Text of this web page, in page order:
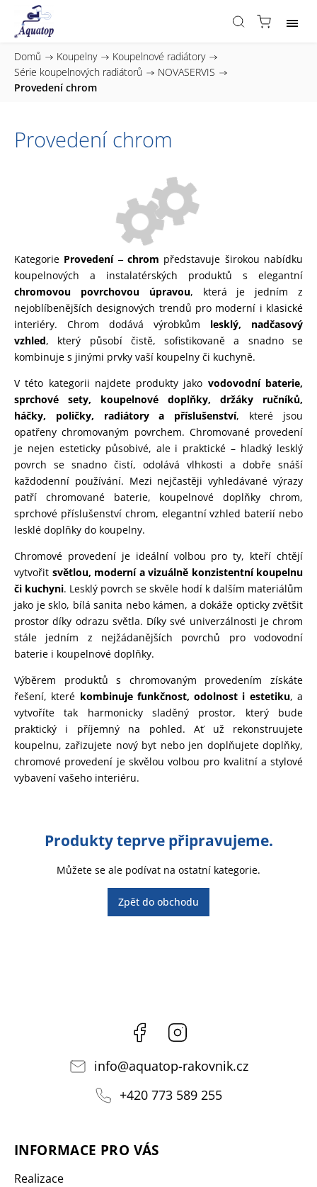
Domů / Koupelny / Koupelnové radiátory /
Série koupelnových radiátorů / NOVASERVIS /
Provedení chrom
Provedení chrom
Produkty teprve připravujeme.
Můžete se ale podívat na ostatní kategorie.
Zpět do obchodu
Kategorie Provedení ‒ chrom představuje širokou nabídku
koupelnových a instalatérských produktů s elegantní
chromovou povrchovou úpravou, která je jedním z
nejoblíbenějších designových trendů pro moderní i klasické
interiéry. Chrom dodává výrobkům lesklý, nadčasový
vzhled, který působí čistě, sofistikovaně a snadno se
kombinuje s jinými prvky vaší koupelny či kuchyně.
V této kategorii najdete produkty jako vodovodní baterie,
sprchové sety, koupelnové doplňky, držáky ručníků,
háčky, poličky, radiátory a příslušenství, které jsou
opatřeny chromovaným povrchem. Chromované provedení
je nejen esteticky působivé, ale i praktické – hladký lesklý
povrch se snadno čistí, odolává vlhkosti a dobře snáší
každodenní používání. Mezi nejčastěji vyhledávané výrazy
patří chromované baterie, koupelnové doplňky chrom,
sprchové příslušenství chrom, elegantní vzhled baterií nebo
lesklé doplňky do koupelny.
Chromové provedení je ideální volbou pro ty, kteří chtějí
vytvořit světlou, moderní a vizuálně konzistentní koupelnu
či kuchyni. Lesklý povrch se skvěle hodí k dalším materiálům
jako je sklo, bílá sanita nebo kámen, a dokáže opticky zvětšit
prostor díky odrazu světla. Díky své univerzálnosti je chrom
stále jedním z nejžádanějších povrchů pro vodovodní
baterie i koupelnové doplňky.
Výběrem produktů s chromovaným provedením získáte
řešení, které kombinuje funkčnost, odolnost i estetiku, a
vytvoříte tak harmonicky sladěný prostor, který bude
praktický i příjemný na pohled. Ať už rekonstruujete
koupelnu, zařizujete nový byt nebo jen doplňujete doplňky,
chromové provedení je skvělou volbou pro kvalitní a stylové
vybavení vašeho interiéru.
Facebook
info@aquatop-rakovnik.cz
+420 773 589 255
INFORMACE PRO VÁS
Realizace